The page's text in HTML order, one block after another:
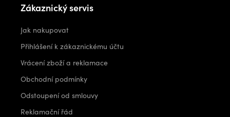
Zákaznický servis
Jak nakupovat
Přihlášení k zákaznickému účtu
Vrácení zboží a reklamace
Obchodní podmínky
Odstoupení od smlouvy
Reklamační řád